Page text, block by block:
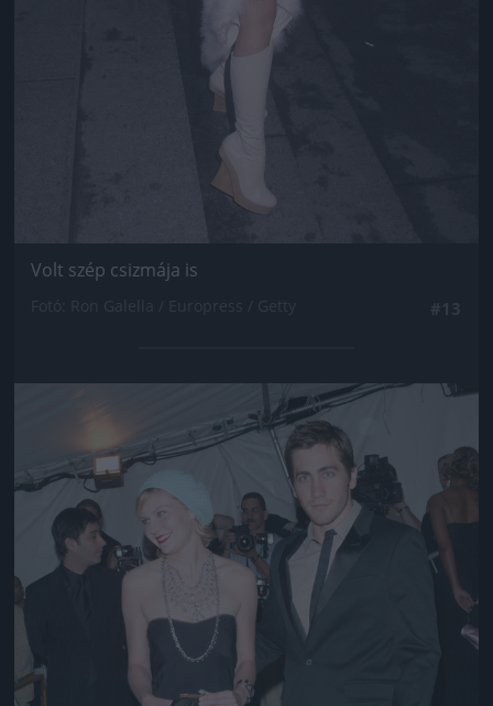
Volt szép csizmája is
Jön még kép!